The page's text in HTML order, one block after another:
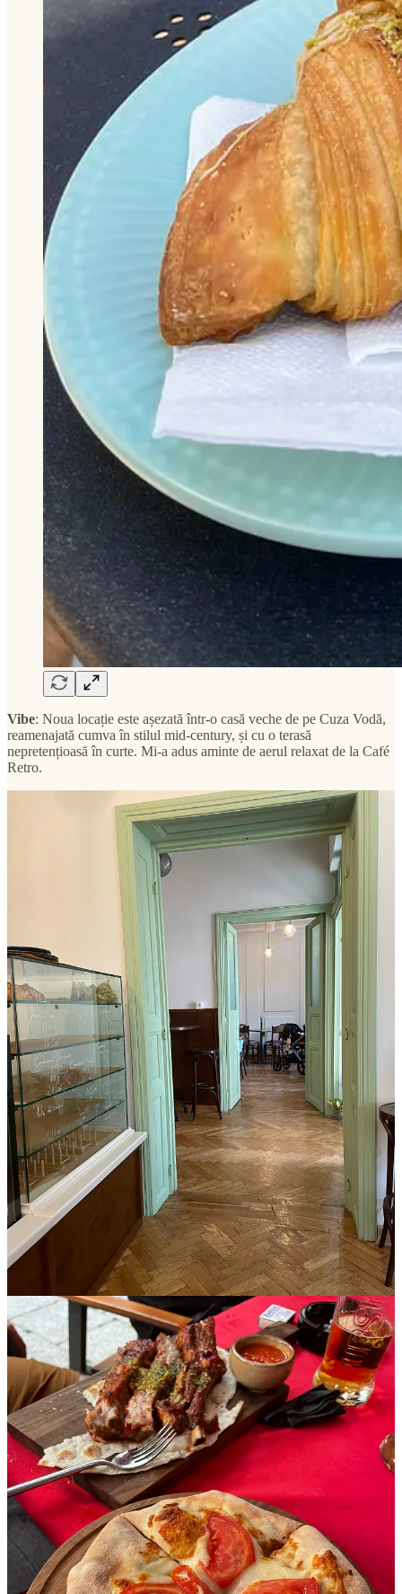
Vibe: Noua locație este așezată într-o casă veche de pe Cuza Vodă,
reamenajată cumva în stilul mid-century, și cu o terasă
nepretențioasă în curte. Mi-a adus aminte de aerul relaxat de la Café
Retro.
Cum ajungi acolo: Frateria este imediat după Mănăstirea Golia, pe
același trotuar, foarte aproape de stația din Târgu Cucu.
Program
: luni-joi 08:00 - 22:30, vineri 08:00 - 24:00, sâmbătă
09:00 - 24:00, duminică 09:00-23:00.
Încă ceva
Dacă tot suntem la recomandări culinare, iată încă două lucruri bune
pe care le-am încercat pentru prima dată săptămâna asta:
pizza de laZano
, care a prins un loc în top 50 la nivel
mondial, e cel mai apropiat lucru pe care l-am mâncat în Iași
de pizza napoletană - asimetrică, aluat ușor gumos, ingredinte
simple, dar de calitate;
tarta georgiană Kubdari cu brânză suluguni și roșii, laCaucaz
unde tot ce am încercat până acum a fost excelent.
Ce facem în weekend
🇯🇲 Raggae Party| Kaze & Erwin aduc la Acaju ritmurile smooth
de reggae, dub, roots & jungle music. Vineri de la 22:00.Bilete aici